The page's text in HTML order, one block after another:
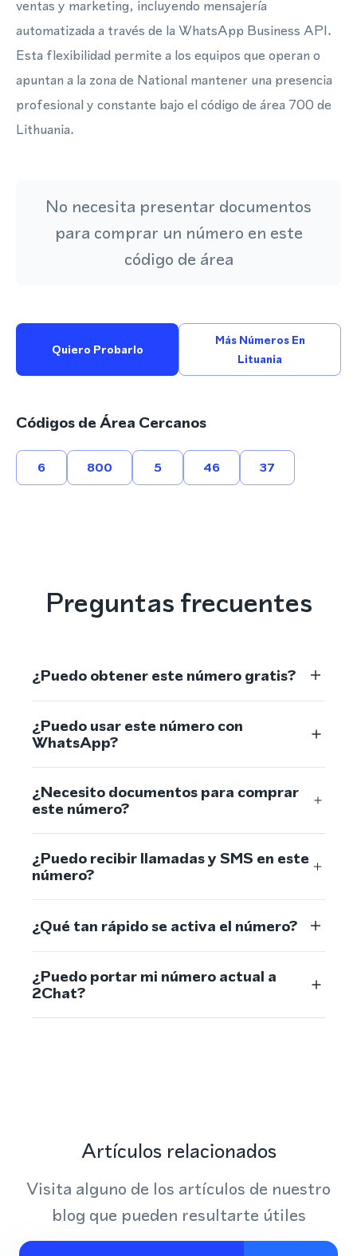
ventas y marketing, incluyendo mensajería
automatizada a través de la WhatsApp Business API.
Esta flexibilidad permite a los equipos que operan o
apuntan a la zona de National mantener una presencia
profesional y constante bajo el código de área 700 de
Lithuania.
No necesita presentar documentos
para comprar un número en este
código de área
Quiero Probarlo
Más Números En
Lituania
Códigos de Área Cercanos
6 800 5 46 37
Preguntas frecuentes
¿Puedo obtener este número gratis?
¿Puedo usar este número con
WhatsApp?
¿Necesito documentos para comprar
este número?
¿Puedo recibir llamadas y SMS en este
número?
¿Qué tan rápido se activa el número?
¿Puedo portar mi número actual a
2Chat?
Artículos relacionados
Visita alguno de los artículos de nuestro
blog que pueden resultarte útiles